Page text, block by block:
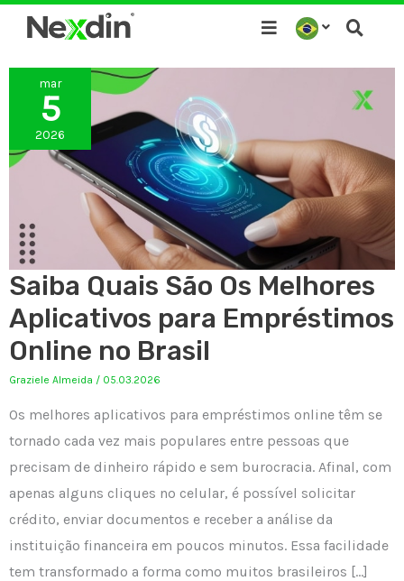
para
conteúdo
mar
5
2026
Saiba Quais São Os Melhores
Aplicativos para Empréstimos
Online no Brasil
Graziele Almeida / 05.03.2026
Os melhores aplicativos para empréstimos online têm se
tornado cada vez mais populares entre pessoas que
precisam de dinheiro rápido e sem burocracia. Afinal, com
apenas alguns cliques no celular, é possível solicitar
crédito, enviar documentos e receber a análise da
instituição financeira em poucos minutos. Essa facilidade
tem transformado a forma como muitos brasileiros […]